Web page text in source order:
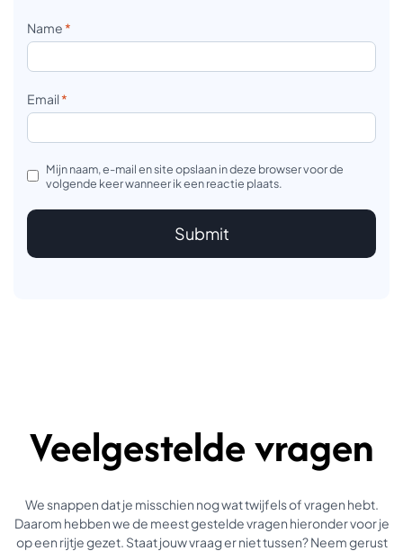
Name*
Email*
Mijn naam, e-mail en site opslaan in deze browser voor de
volgende keer wanneer ik een reactie plaats.
Veelgestelde vragen
We snappen dat je misschien nog wat twijfels of vragen hebt.
Daarom hebben we de meest gestelde vragen hieronder voor je
op een rijtje gezet. Staat jouw vraag er niet tussen? Neem gerust